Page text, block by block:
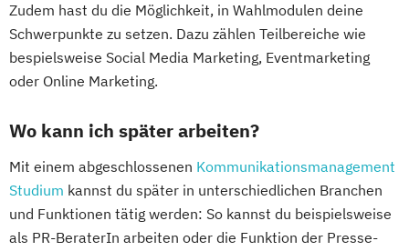
Zudem hast du die Möglichkeit, in Wahlmodulen deine
Schwerpunkte zu setzen. Dazu zählen Teilbereiche wie
bespielsweise Social Media Marketing, Eventmarketing
oder Online Marketing.
Wo kann ich später arbeiten?
Mit einem abgeschlossenen Kommunikationsmanagement
Studium kannst du später in unterschiedlichen Branchen
und Funktionen tätig werden: So kannst du beispielsweise
als PR-BeraterIn arbeiten oder die Funktion der Presse-